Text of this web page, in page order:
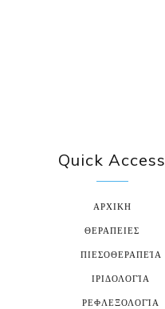
Quick Access
ΑΡΧΙΚΗ
ΘΕΡΑΠΕΙΕΣ
ΠΙΕΣΟΘΕΡΑΠΕΊΑ
ΙΡΙΔΟΛΟΓΊΑ
ΡΕΦΛΕΞΟΛΟΓΊΑ